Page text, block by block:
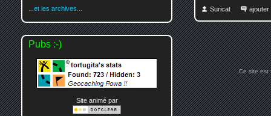
Suricat ajouter
...et les archives...
Pubs :-)
Site animé par
Ce site est